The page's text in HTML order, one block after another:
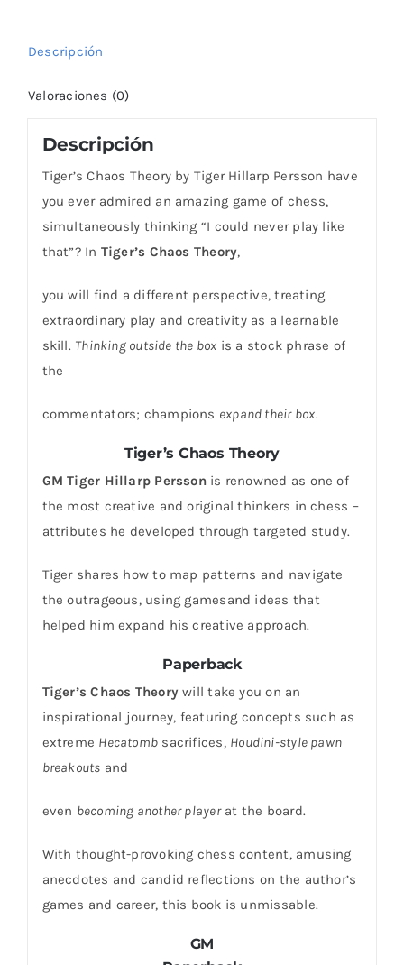
Descripción
Valoraciones (0)
Descripción
Tiger’s Chaos Theory by Tiger Hillarp Persson have
you ever admired an amazing game of chess,
simultaneously thinking “I could never play like
that”? In Tiger’s Chaos Theory,
you will find a different perspective, treating
extraordinary play and creativity as a learnable
skill. Thinking outside the box is a stock phrase of
the
commentators; champions expand their box.
Tiger’s Chaos Theory
GM Tiger Hillarp Perssonis renowned as one of
the most creative and original thinkers in chess –
attributes he developed through targeted study.
Tiger shares how to map patterns and navigate
the outrageous, using gamesand ideas that
helped him expand his creative approach.
Paperback
Tiger’s Chaos Theory will take you on an
inspirational journey, featuring concepts such as
extreme Hecatomb sacrifices, Houdini-style pawn
breakouts and
even becoming another playerat the board.
With thought-provoking chess content, amusing
anecdotes and candid reflections on the author’s
games and career, this book is unmissable.
GM